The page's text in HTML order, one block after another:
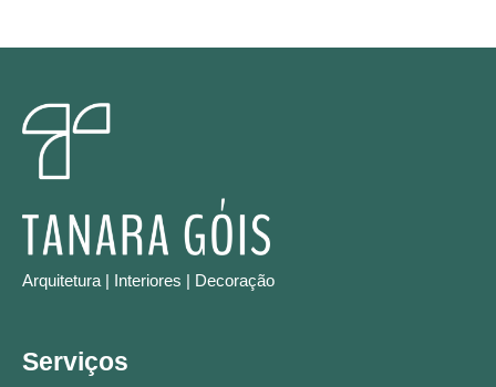
Arquitetura | Interiores | Decoração
Serviços